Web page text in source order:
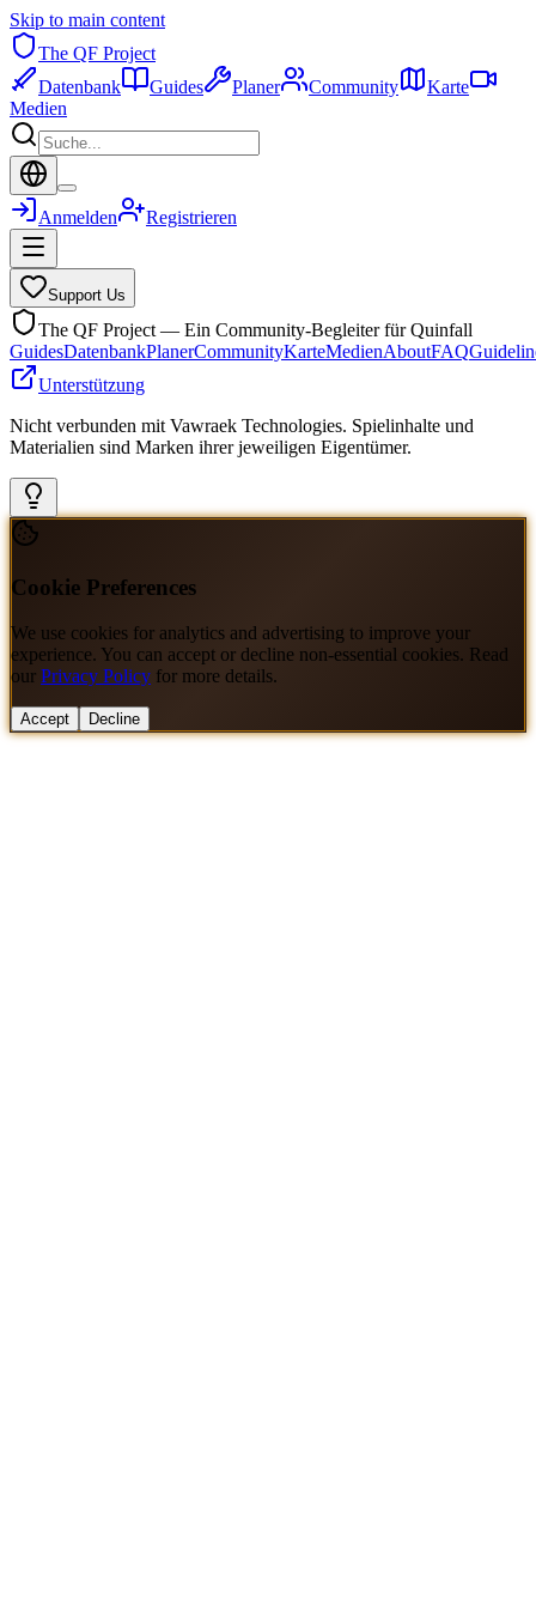
Skip to main content
The QF Project
Datenbank
Guides Planer Community
Karte
Medien
Anmelden Registrieren
Support Us
The QF Project — Ein Community-Begleiter für Quinfall
GuidesDatenbankPlanerCommunityKarteMedienAboutFAQ
Unterstützung
Nicht verbunden mit Vawraek Technologies. Spielinhalte und
Materialien sind Marken ihrer jeweiligen Eigentümer.
Cookie Preferences
We use cookies for analytics and advertising to improve your
experience. You can accept or decline non-essential cookies. Read
our Privacy Policy for more details.
Accept Decline